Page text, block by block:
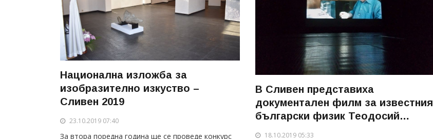
Национална изложба за
изобразително изкуство –
Сливен 2019
23.10.2019 07:40
За втора поредна година ще се проведе конкурс
В Сливен представиха
документален филм за известния
български физик Теодосий
18.10.2019 05:33